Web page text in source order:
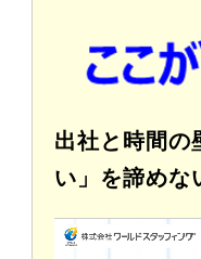
出社と時間の
い」を諦めな